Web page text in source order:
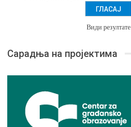
Види резултате
Сарадња на пројектима